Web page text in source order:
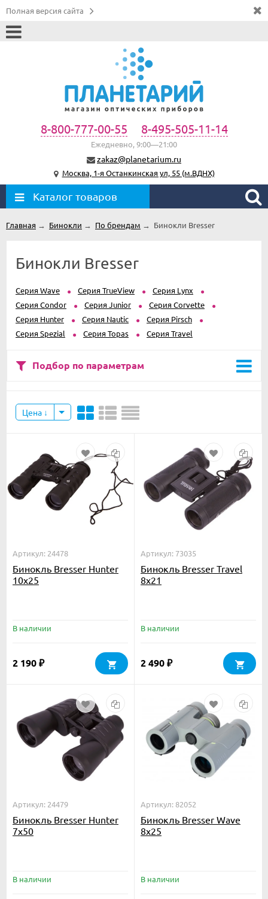
Полная версия сайта
8-800-777-00-55 8-495-505-11-14
Ежедневно, 9:00—21:00
zakaz@planetarium.ru
Москва, 1-я Останкинская ул, 55 (м.ВДНХ)
Каталог товаров
Главная → Бинокли → По брендам → Бинокли Bresser
Бинокли Bresser
Серия Wave Серия TrueView
Серия Lynx
Серия Condor
Серия Junior
Серия Corvette
Серия Hunter
Серия Nautic
Серия Pirsch
Серия Spezial
Серия Topas Серия Travel
Подбор по параметрам
Цена
Артикул: 24478
Бинокль Bresser Hunter
10x25
В наличии
2 190 ₽
Артикул: 73035
Бинокль Bresser Travel
8x21
В наличии
2 490 ₽
Артикул: 24479
Бинокль Bresser Hunter
7x50
В наличии
Артикул: 82052
Бинокль Bresser Wave
8x25
В наличии